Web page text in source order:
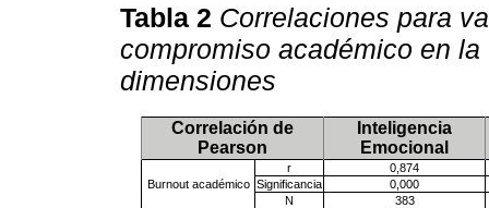
Tabla 2 Correlaciones para
compromiso académico en
dimensiones
Correlación de
Pearson
Inteligencia
Emocional
Burnout académico
r
0,874
Significancia
0,000
N
383